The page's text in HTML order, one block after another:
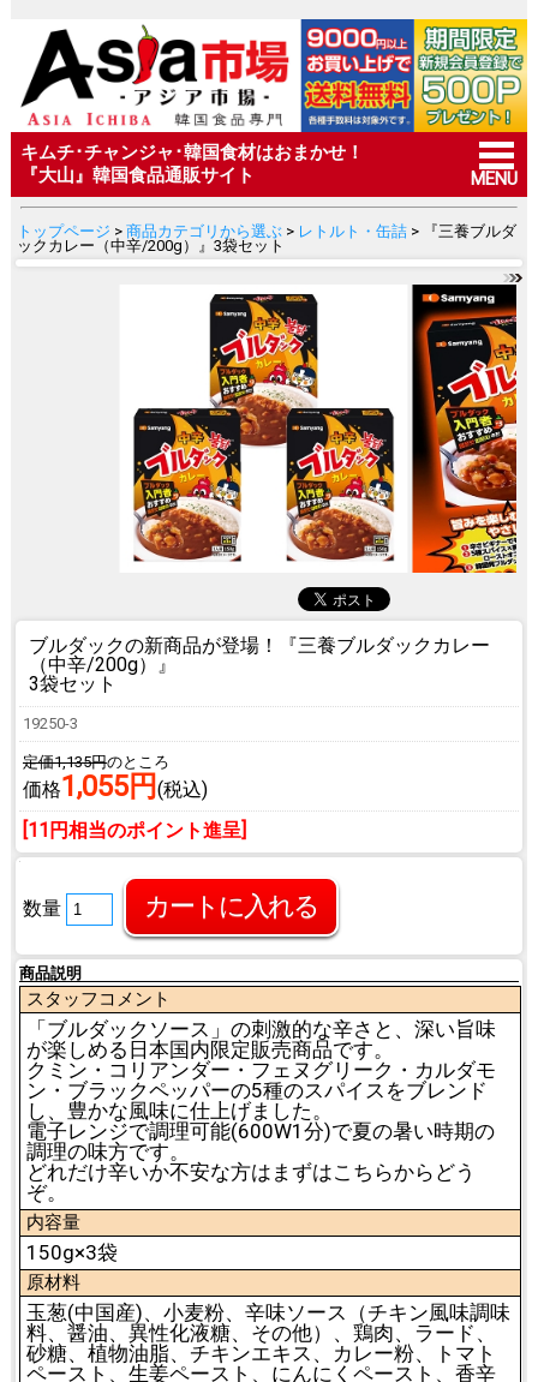
キムチ･チャンジャ･韓国食材はおまかせ！
『大山』韓国食品通販サイト
MENU
トップページ > 商品カテゴリから選ぶ> レトルト・缶詰> 『三養ブルダ
ックカレー（中辛/200g）』3袋セット
ブルダックの新商品が登場！
『三養ブルダックカレー
（中辛/200g）』
3袋セット
19250-3
定価1,135円のところ
価格1,055円 (税込)
[11円相当のポイント進呈]
数量
商品説明
スタッフコメント
「ブルダックソース」の刺激的な辛さと、深い旨味
が楽しめる日本国内限定販売商品です。
クミン・コリアンダー・フェヌグリーク・カルダモ
ン・ブラックペッパーの5種のスパイスをブレンド
し、豊かな風味に仕上げました。
電子レンジで調理可能(600W1分)で夏の暑い時期の
調理の味方です。
どれだけ辛いか不安な方はまずはこちらからどう
ぞ。
内容量
150g×3袋
原材料
玉葱(中国産)、小麦粉、辛味ソース（チキン風味調味
料、醤油、異性化液糖、その他）、鶏肉、ラード、
砂糖、植物油脂、チキンエキス、カレー粉、トマト
ペースト、生姜ペースト、にんにくペースト、香辛